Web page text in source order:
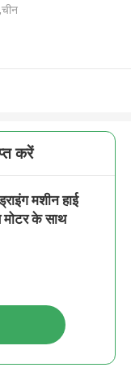
करें
मशीन हाई
के साथ